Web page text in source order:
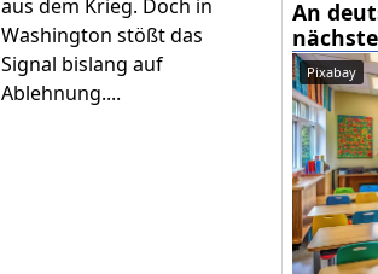
aus dem Krieg. Doch in
Washington stößt das
Signal bislang auf
Ablehnung....
An
Pixabay